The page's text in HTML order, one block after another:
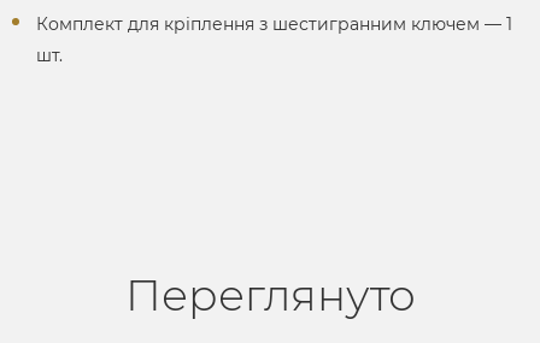
Комплект для кріплення з шестигранним ключем ― 1
шт.
Переглянуто